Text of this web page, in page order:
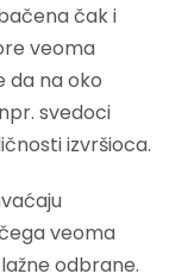
čak i
veoma
da na oko
svedoci
izvršioca.
veoma
odbrane.